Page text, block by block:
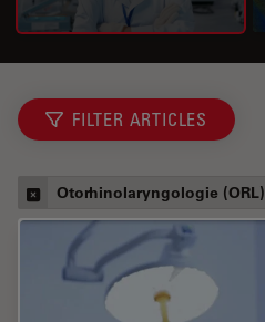
FILTER ARTICLES
Otorhinolaryngologie (ORL)